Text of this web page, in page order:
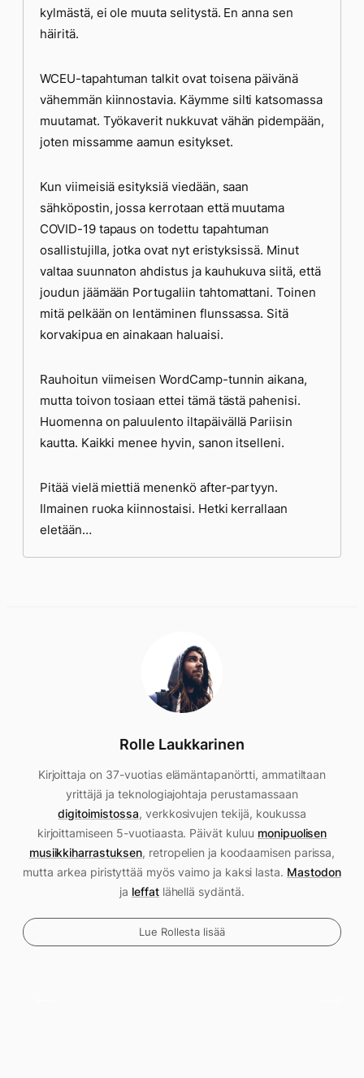
kylmästä, ei ole muuta selitystä. En anna sen
häiritä.
WCEU-tapahtuman talkit ovat toisena päivänä
vähemmän kiinnostavia. Käymme silti katsomassa
muutamat. Työkaverit nukkuvat vähän pidempään,
joten missamme aamun esitykset.
Kun viimeisiä esityksiä viedään, saan
sähköpostin, jossa kerrotaan että muutama
COVID-19 tapaus on todettu tapahtuman
osallistujilla, jotka ovat nyt eristyksissä. Minut
valtaa suunnaton ahdistus ja kauhukuva siitä, että
joudun jäämään Portugaliin tahtomattani. Toinen
mitä pelkään on lentäminen flunssassa. Sitä
korvakipua en ainakaan haluaisi.
Rauhoitun viimeisen WordCamp-tunnin aikana,
mutta toivon tosiaan ettei tämä tästä pahenisi.
Huomenna on paluulento iltapäivällä Pariisin
kautta. Kaikki menee hyvin, sanon itselleni.
Pitää vielä miettiä menenkö after-partyyn.
Ilmainen ruoka kiinnostaisi. Hetki kerrallaan
eletään…
Rolle Laukkarinen
Kirjoittaja on 37-vuotias elämäntapanörtti, ammatiltaan
yrittäjä ja teknologiajohtaja perustamassaan
digitoimistossa, verkkosivujen tekijä, koukussa
kirjoittamiseen 5-vuotiaasta. Päivät kuluu monipuolisen
musiikkiharrastuksen, retropelien ja koodaamisen parissa,
mutta arkea piristyttää myös vaimo ja kaksi lasta. Mastodon
ja leffatlähellä sydäntä.
Lue Rollesta lisää